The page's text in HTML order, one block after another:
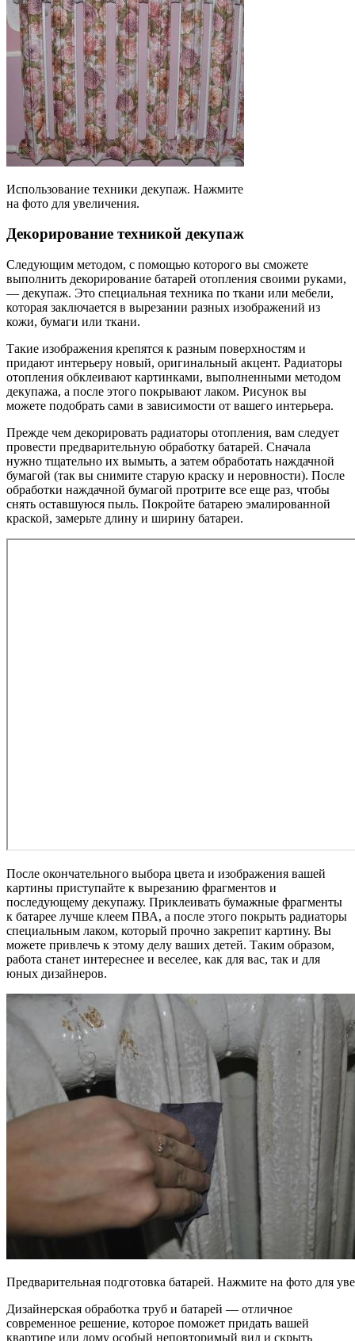
Использование техники декупаж. Нажмите
на фото для увеличения.
Декорирование техникой декупаж
Следующим методом, с помощью которого вы сможете
выполнить декорирование батарей отопления своими руками,
— декупаж. Это специальная техника по ткани или мебели,
которая заключается в вырезании разных изображений из
кожи, бумаги или ткани.
Такие изображения крепятся к разным поверхностям и
придают интерьеру новый, оригинальный акцент. Радиаторы
отопления обклеивают картинками, выполненными методом
декупажа, а после этого покрывают лаком. Рисунок вы
можете подобрать сами в зависимости от вашего интерьера.
Прежде чем декорировать радиаторы отопления, вам следует
провести предварительную обработку батарей. Сначала
нужно тщательно их вымыть, а затем обработать наждачной
бумагой (так вы снимите старую краску и неровности). После
обработки наждачной бумагой протрите все еще раз, чтобы
снять оставшуюся пыль. Покройте батарею эмалированной
краской, замерьте длину и ширину батареи.
После окончательного выбора цвета и изображения вашей
картины приступайте к вырезанию фрагментов и
последующему декупажу. Приклеивать бумажные фрагменты
к батарее лучше клеем ПВА, а после этого покрыть радиаторы
специальным лаком, который прочно закрепит картину. Вы
можете привлечь к этому делу ваших детей. Таким образом,
работа станет интереснее и веселее, как для вас, так и для
юных дизайнеров.
Предварительная подготовка батарей. Нажмите на фото для
Дизайнерская обработка труб и батарей — отличное
современное решение, которое поможет придать вашей
квартире или дому особый неповторимый вид и скрыть